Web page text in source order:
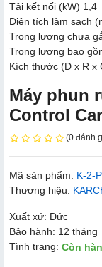
Tải kết nối (kW) 1,4
Diện tích làm sạch
Trọng lượng chưa
Trọng lượng bao
Kích thước (D x R x
Máy phun
Control Car
(0 đánh
Mã sản phẩm: K-2-
Thương hiệu:
Xuất xứ: Đức
Bảo hành: 12 tháng
Tình trạng: Còn